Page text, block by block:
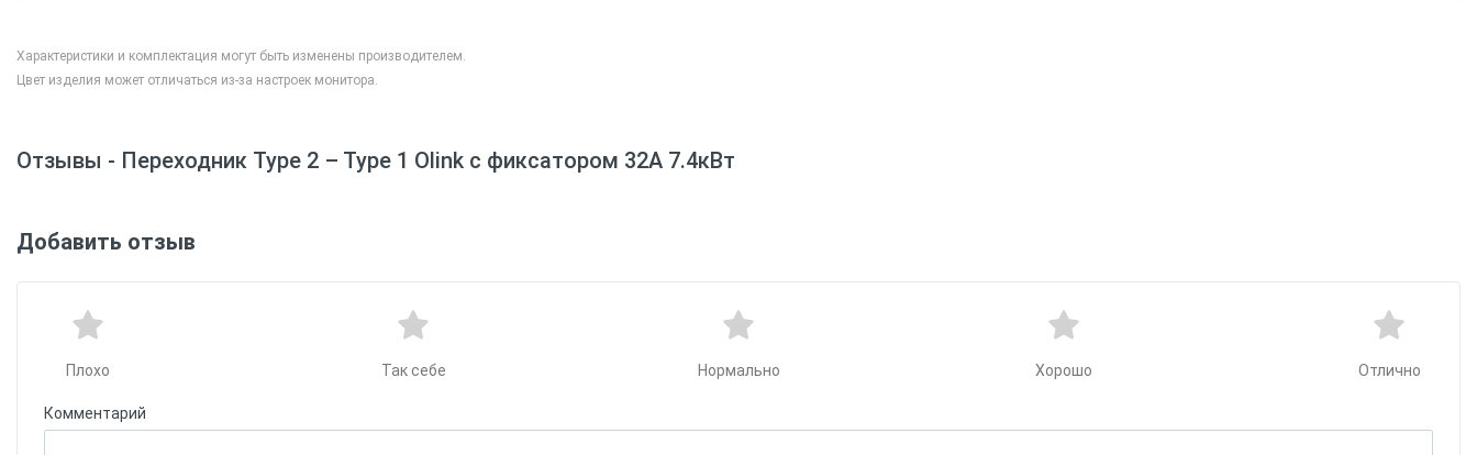
Характеристики и комплектация могут быть изменены производителем.
Цвет изделия может отличаться из-за настроек монитора.
Отзывы - Переходник Type 2 – Type 1 Olink с фиксатором 32А 7.4кВт
Добавить отзыв
Плохо Так себе Нормально Хорошо Отлично
Комментарий